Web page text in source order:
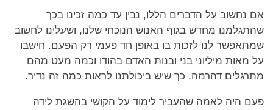
אם נחשוב על הדברים הללו, נבין עד כמה זכינו בכך
שהתגלמנו מחדש בגוף האנוש הנוכחי שלנו, ושעלינו לחשוב
שמתאפשר לנו לזכות בו באופן חד פעמי רק הפעם. חישבו
על מאות מיליוני בני ובנות האדם בהודו וכמה מעט מהם
מתרגלים דהרמה. כך שיש ביכולתנו לראות כמה זה נדיר.
פעם היה לאמה שהעביר לימוד על הקושי בהשגת לידה